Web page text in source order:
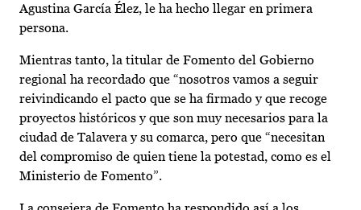
Agustina García Élez, le ha hecho llegar en primera
persona.
Mientras tanto, la titular de Fomento del Gobierno
regional ha recordado que “nosotros vamos a seguir
reivindicando el pacto que se ha firmado y que recoge
proyectos históricos y que son muy necesarios para la
ciudad de Talavera y su comarca, pero que “necesitan
del compromiso de quien tiene la potestad, como es el
Ministerio de Fomento”.